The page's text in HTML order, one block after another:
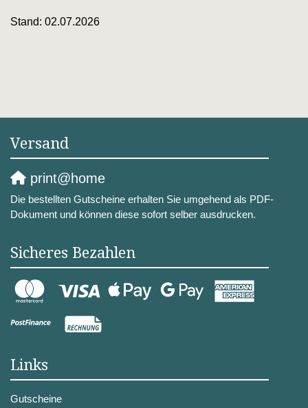
Stand: 02.07.2026
Versand
print@home
Die bestellten Gutscheine erhalten Sie umgehend als PDF-
Dokument und können diese sofort selber ausdrucken.
Sicheres Bezahlen
Links
Gutscheine